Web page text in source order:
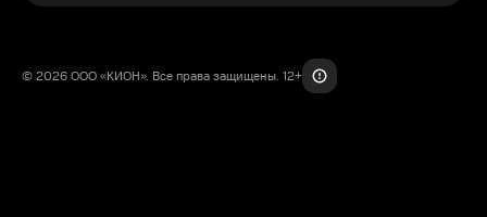
© 2026 ООО «КИОН». Все права защищены. 12+